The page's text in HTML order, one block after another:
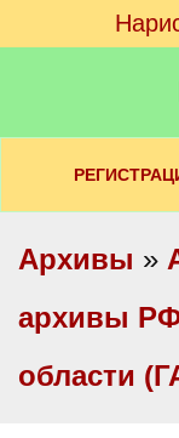
Архивы »
архивы
области